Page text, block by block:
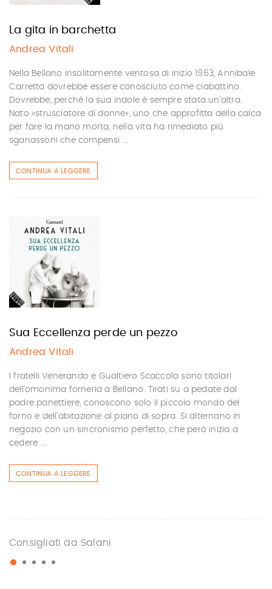
La gita in barchetta
Andrea Vitali
Nella Bellano insolitamente ventosa di inizio 1963, Annibale
Carretta dovrebbe essere conosciuto come ciabattino.
Dovrebbe, perché la sua indole è sempre stata un’altra.
Nato «strusciatore di donne», uno che approfitta della calca
per fare la mano morta, nella vita ha rimediato più
sganassoni che compensi ...
CONTINUA A LEGGERE
Sua Eccellenza perde un pezzo
Andrea Vitali
I fratelli Venerando e Gualtiero Scaccola sono titolari
dell’omonima forneria a Bellano. Tirati su a pedate dal
padre panettiere, conoscono solo il piccolo mondo del
forno e dell’abitazione al piano di sopra. Si alternano in
negozio con un sincronismo perfetto, che però inizia a
cedere ...
CONTINUA A LEGGERE
Consigliati da Salani